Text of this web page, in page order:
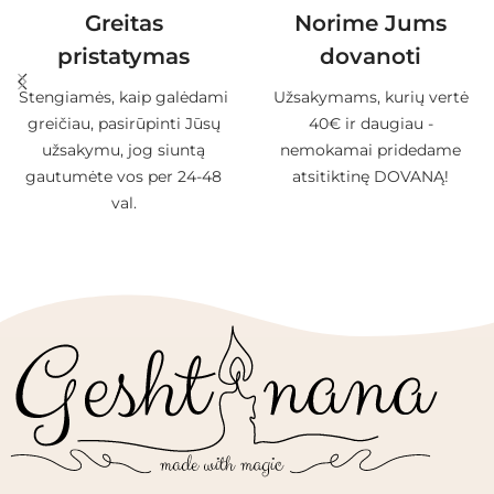
Greitas
pristatymas
Stengiamės, kaip galėdami
greičiau, pasirūpinti Jūsų
užsakymu, jog siuntą
gautumėte vos per 24-48
val.
Norime Jums
dovanoti
Užsakymams, kurių vertė
40€ ir daugiau -
nemokamai pridedame
atsitiktinę DOVANĄ!